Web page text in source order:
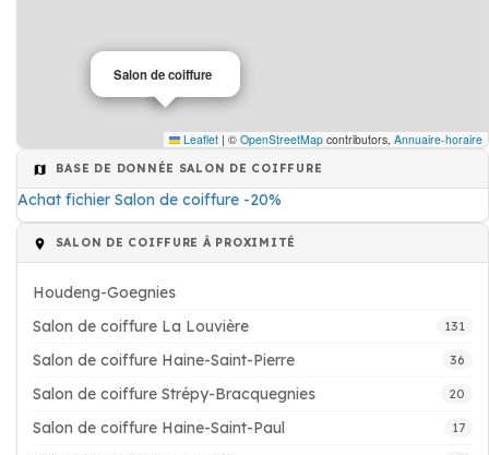
Salon de coiffure
Leaflet | © OpenStreetMap contributors, Annuaire-horaire
BASE DE DONNÉE SALON DE COIFFURE
Achat fichier Salon de coiffure -20%
SALON DE COIFFURE À PROXIMITÉ
Houdeng-Goegnies
Salon de coiffure La Louvière
131
Salon de coiffure Haine-Saint-Pierre 36
Salon de coiffure Strépy-Bracquegnies 20
Salon de coiffure Haine-Saint-Paul 17